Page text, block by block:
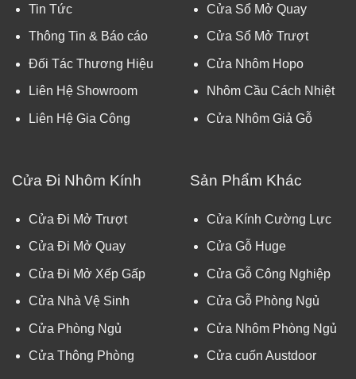
Tin Tức
Thông Tin & Báo cáo
Đối Tác Thương Hiệu
Liên Hệ Showroom
Liên Hệ Gia Công
Cửa Sổ Mở Quay
Cửa Sổ Mở Trượt
Cửa Nhôm Hopo
Nhôm Cầu Cách Nhiệt
Cửa Nhôm Giả Gỗ
Cửa Đi Nhôm Kính
Cửa Đi Mở Trượt
Cửa Đi Mở Quay
Cửa Đi Mở Xếp Gấp
Cửa Nhà Vệ Sinh
Cửa Phòng Ngủ
Cửa Thông Phòng
Sản Phẩm Khác
Cửa Kính Cường Lực
Cửa Gỗ Huge
Cửa Gỗ Công Nghiệp
Cửa Gỗ Phòng Ngủ
Cửa Nhôm Phòng Ngủ
Cửa cuốn Austdoor